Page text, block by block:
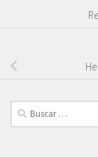
Buscar: